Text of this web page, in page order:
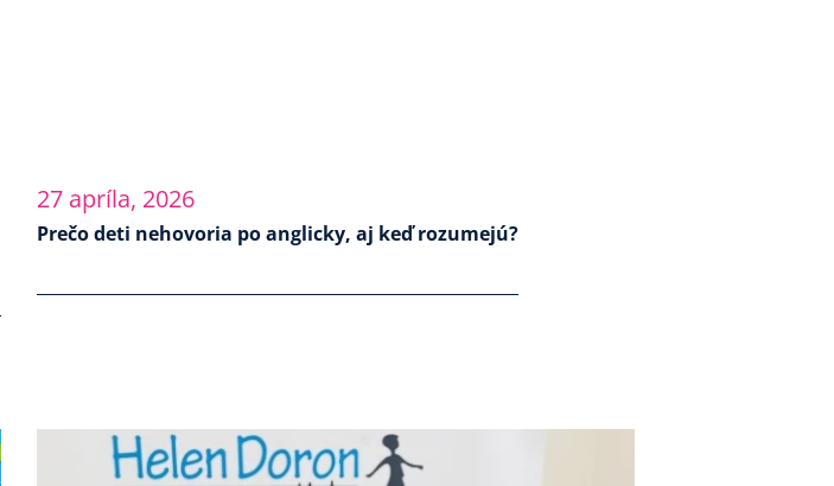
27 apríla, 2026
Prečo deti nehovoria po anglicky, aj keď rozumejú?